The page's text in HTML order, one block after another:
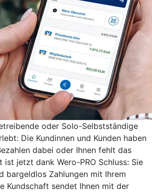
oder Solo-Selbstständige
Die Kundinnen und Kunden haben
dabei oder Ihnen fehlt das
ist jetzt dank Wero-PRO Schluss: Sie
bargeldlos Zahlungen mit Ihrem
Kundschaft sendet Ihnen mit der